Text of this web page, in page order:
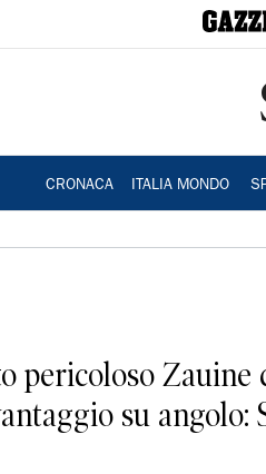
CRONACA ITALIA MONDO
pericoloso
su